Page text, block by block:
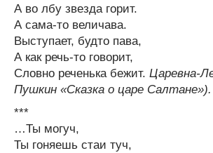
А во лбу звезда горит.
А сама-то величава.
Выступает, будто пава,
А как речь-то говорит,
Словно реченька бежит. Царевна-
Пушкин «Сказка о царе Салтане»).
***
…Ты могуч,
Ты гоняешь стаи туч,